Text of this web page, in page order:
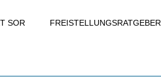
SOR FREISTELLUNGSRATGEBER